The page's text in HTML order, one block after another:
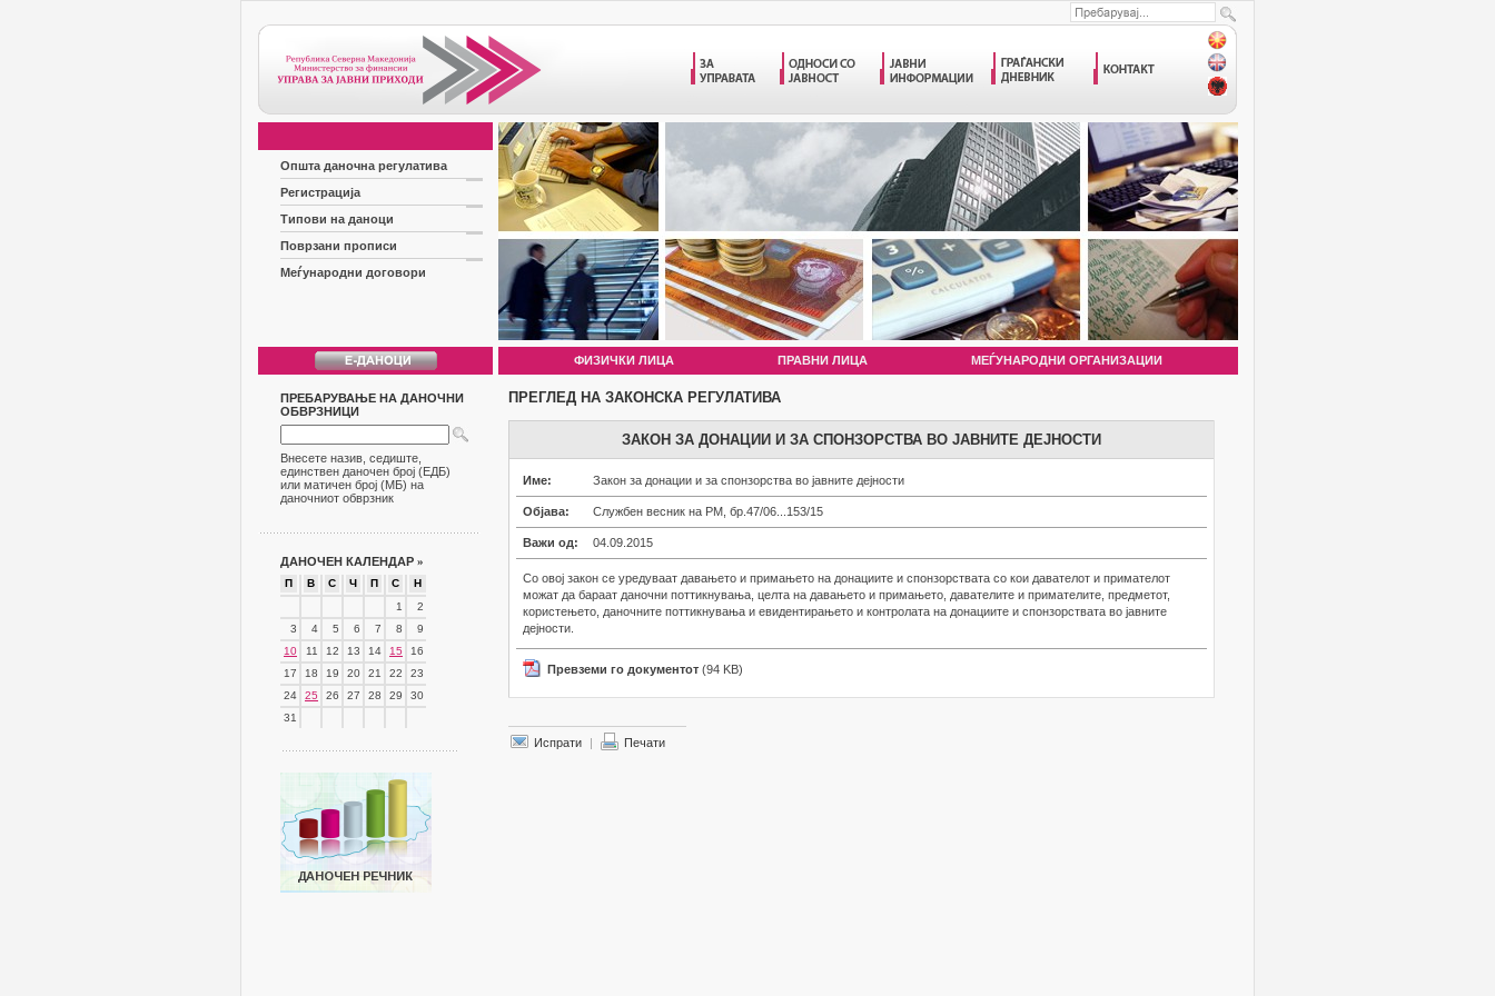
Општа даночна регулатива
Регистрација
Типови на даноци
Поврзани прописи
Меѓународни договори
ФИЗИЧКИ ЛИЦА ПРАВНИ ЛИЦА МЕЃУНАРОДНИ ОРГАНИЗАЦИИ
ПРЕБАРУВАЊЕ НА ДАНОЧНИ
ОБВРЗНИЦИ
Внесете назив, седиште,
единствен даночен број (ЕДБ)
или матичен број (МБ) на
даночниот обврзник
ДАНОЧЕН КАЛЕНДАР »
П В С Ч П С
Н
1
2
3
4 5 6 7 8
9
10
11 12 13 14 15
16
17
18 19 20 21 22
23
24
25 26 27 28 29
30
31
ПРЕГЛЕД НА ЗАКОНСКА РЕГУЛАТИВА
ЗАКОН ЗА ДОНАЦИИ И ЗА СПОНЗОРСТВА ВО ЈАВНИТЕ ДЕЈНОСТИ
Име: Закон за донации и за спонзорства во јавните дејности
Објава: Службен весник на РМ, бр.47/06...153/15
Важи од: 04.09.2015
Со овој закон се уредуваат давањето и примањето на донациите и спонзорствата со кои давателот и примателот
можат да бараат даночни поттикнувања, целта на давањето и примањето, давателите и примателите, предметот,
користењето, даночните поттикнувања и евидентирањето и контролата на донациите и спонзорствата во јавните
дејности.
Превземи го документот (94 KB)
Испрати | Печати